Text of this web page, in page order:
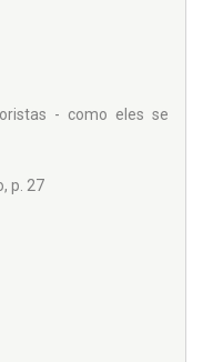
seu dia no trânsito.
impedindo-as de
tema, a Revista
Corassa, autora dos
do Caracol. -
de Psicologia
Conselho Regional de
- como eles se
p. 27